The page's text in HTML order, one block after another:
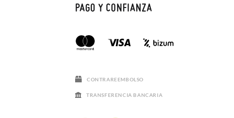
PAGO Y CONFIANZA
CONTRAREEMBOLSO
TRANSFERENCIA BANCARIA